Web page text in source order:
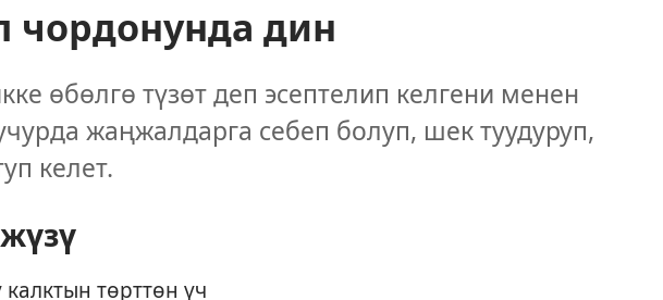
чордонунда дин
өбөлгө түзөт деп эсептелип келгени менен
жаңжалдарга себеп болуп, шек туудуруп,
келет.
төрттөн үч